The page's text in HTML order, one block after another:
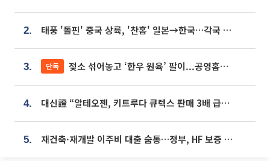
2. 태풍 '돌핀' 중국 상륙, '찬홈' 일본→한국…각국 기상청 예상 경로는?
3. 단독 젖소 섞어놓고 ‘한우 원육’ 팔이...공영홈쇼핑 표기·검증 구멍
4. 대신證 “알테오젠, 키트루다 큐렉스 판매 3배 급증…목표가 41만원 상향”
5. 재건축·재개발 이주비 대출 숨통…정부, HF 보증 신설 추진